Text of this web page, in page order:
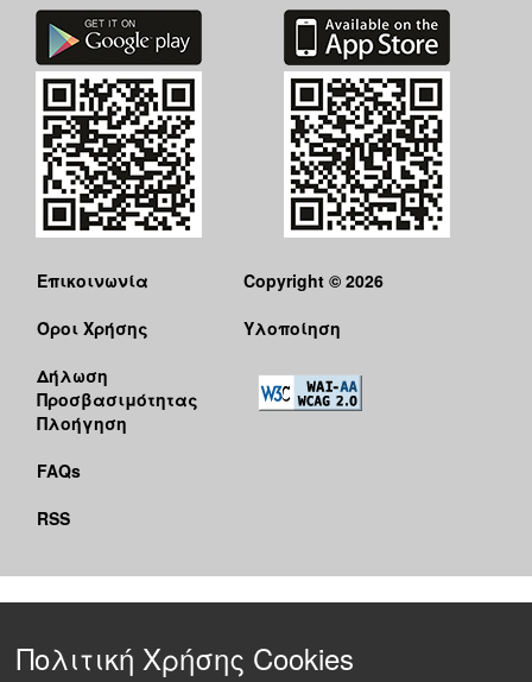
Επικοινωνία
Όροι Χρήσης
Δήλωση
Προσβασιμότητας
Πλοήγηση
FAQs
RSS
Copyright © 2026
Υλοποίηση
Πολιτική Χρήσης Cookies